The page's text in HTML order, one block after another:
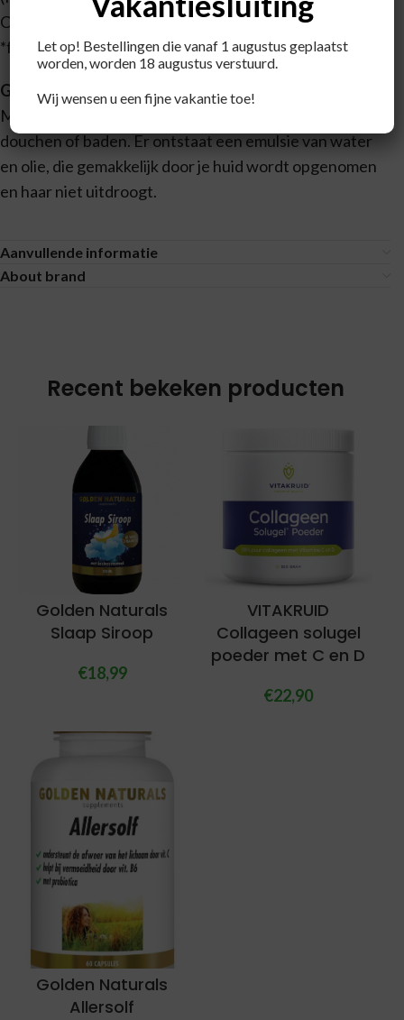
Citronellol*, Eugenol*, Coumarin*.
*from natural essential oils
Gebruik
Masseer de bodyolie op een nog vochtige huid na
douchen of baden. Er ontstaat een emulsie van water
en olie, die gemakkelijk door je huid wordt opgenomen
en haar niet uitdroogt.
Aanvullende informatie
About brand
Recent bekeken producten
Golden Naturals
Slaap Siroop
€18,99
VITAKRUID
Collageen solugel
poeder met C en D
€22,90
Golden Naturals
Allersolf
Let op! Bestellingen die vanaf 1 augustus geplaatst
worden, worden 18 augustus verstuurd.
Wij wensen u een fijne vakantie toe!